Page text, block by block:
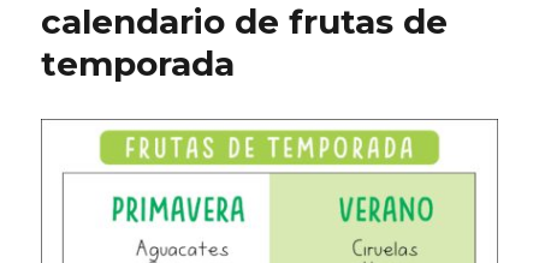
calendario de frutas de
temporada